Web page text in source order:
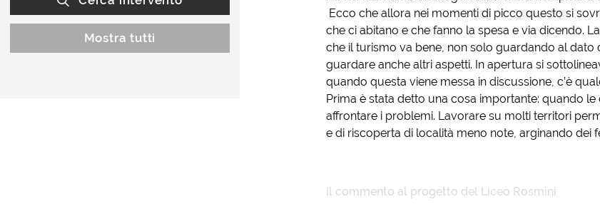
Mostra tutti
Ecco che allora nei momenti di picco questo si
che ci abitano e che fanno la spesa e via dicendo. La
che il turismo va bene, non solo guardando al
guardare anche altri aspetti. In apertura si
quando questa viene messa in discussione, c’è
Prima è stata detto una cosa importante: quando
affrontare i problemi. Lavorare su molti territori
e di riscoperta di località meno note, arginando dei
Il commento al progetto del Liceo Rosmini